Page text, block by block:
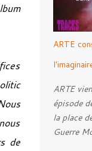
de
Vile 05.
Sense Of
ARTE
ARTE
épisode
la place
Guerre